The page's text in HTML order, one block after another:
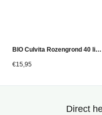
BIO Culvita Rozengrond 40 liter
€15,95
Direct